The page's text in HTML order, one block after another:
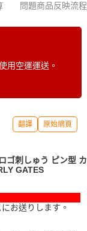
問題商品反映流程
用空運運送。
翻譯 原始網頁
ゴ刺しゅう ピン型 カ
GATES
お送りします。